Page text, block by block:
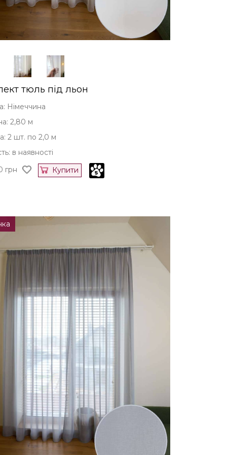
тюль під льон
Німеччина
2,80 м
2 шт. по 2,0 м
в наявності
грн Купити